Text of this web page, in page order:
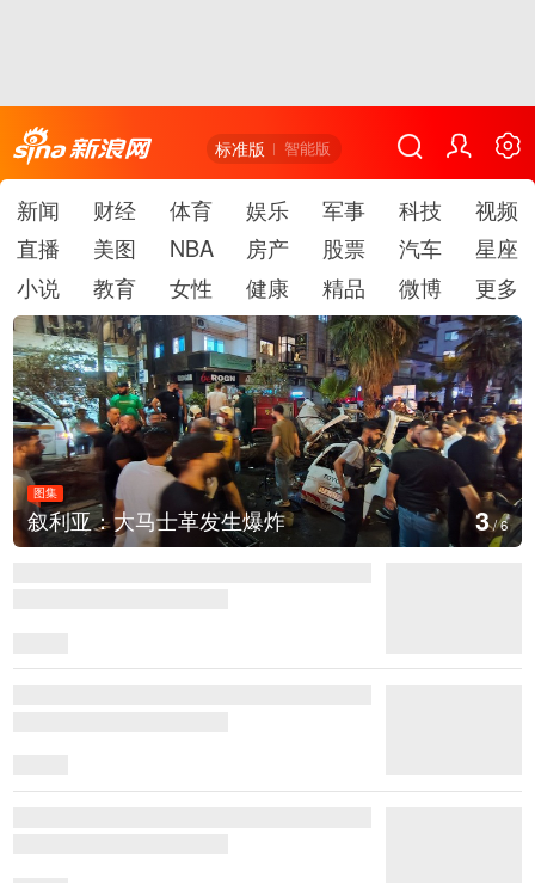
标准版 智能版
新闻 财经 体育 娱乐 军事 科技
视频
直播
美图 NBA 房产 股票 汽车
星座
小说
教育 女性 健康 精品 微博 更多
图集
叙利亚：大马士革发生爆炸 3/6